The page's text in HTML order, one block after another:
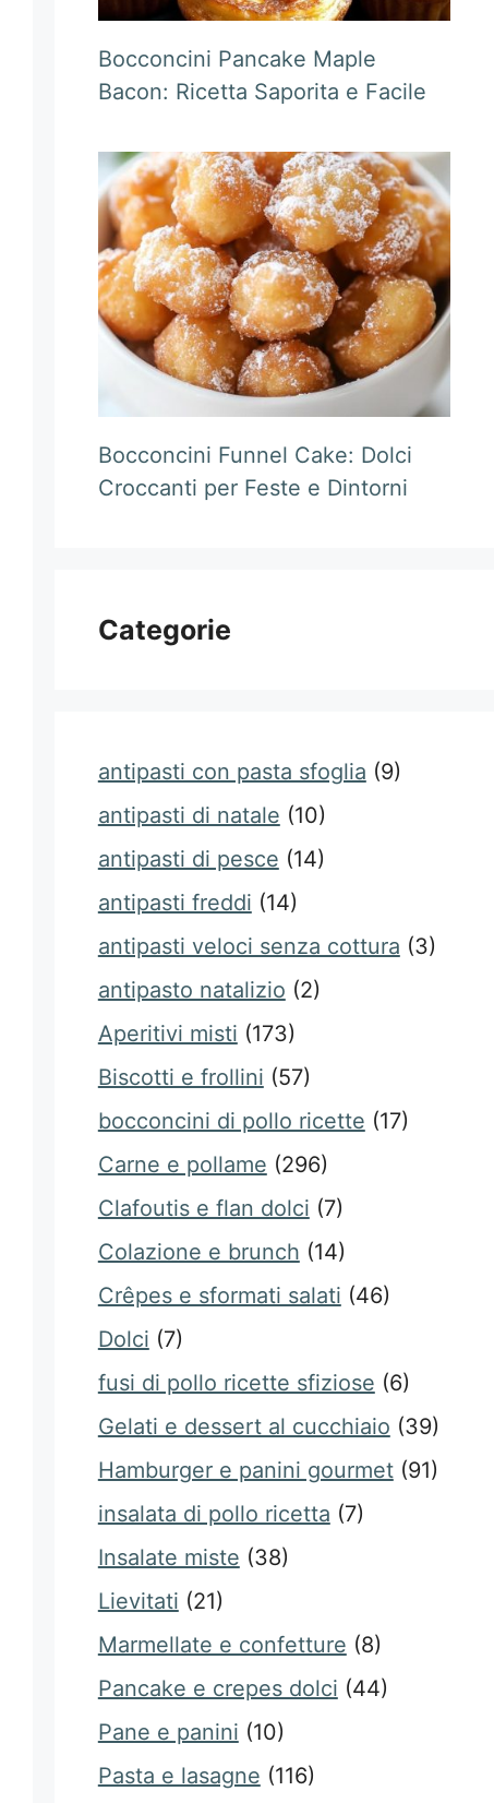
Bocconcini Pancake Maple
Bacon: Ricetta Saporita e Facile
Bocconcini Funnel Cake: Dolci
Croccanti per Feste e Dintorni
Categorie
antipasti con pasta sfoglia (9)
antipasti di natale (10)
antipasti di pesce (14)
antipasti freddi (14)
antipasti veloci senza cottura (3)
antipasto natalizio (2)
Aperitivi misti (173)
Biscotti e frollini (57)
bocconcini di pollo ricette (17)
Carne e pollame (296)
Clafoutis e flan dolci (7)
Colazione e brunch (14)
Crêpes e sformati salati (46)
Dolci (7)
fusi di pollo ricette sfiziose (6)
Gelati e dessert al cucchiaio (39)
Hamburger e panini gourmet(91)
insalata di pollo ricetta (7)
Insalate miste (38)
Lievitati (21)
Marmellate e confetture (8)
Pancake e crepes dolci (44)
Pane e panini (10)
Pasta e lasagne (116)